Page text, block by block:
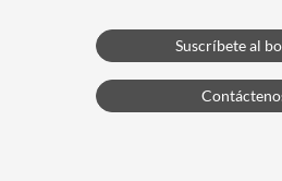
Suscríbete al